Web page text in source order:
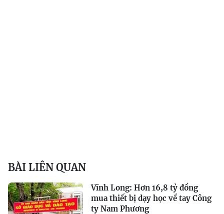
BÀI LIÊN QUAN
Vĩnh Long: Hơn 16,8 tỷ đồng
mua thiết bị dạy học về tay Công
ty Nam Phương